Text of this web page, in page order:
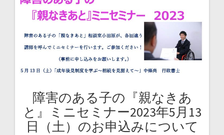
障害のある子の『親なきあ
と』ミニセミナー2023年5月13
日（土）のお申込みについて